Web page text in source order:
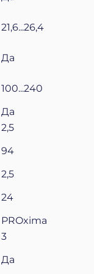
21,6...26,4
Да
100...240
Да
2,5
94
2,5
24
PROxima
3
Да